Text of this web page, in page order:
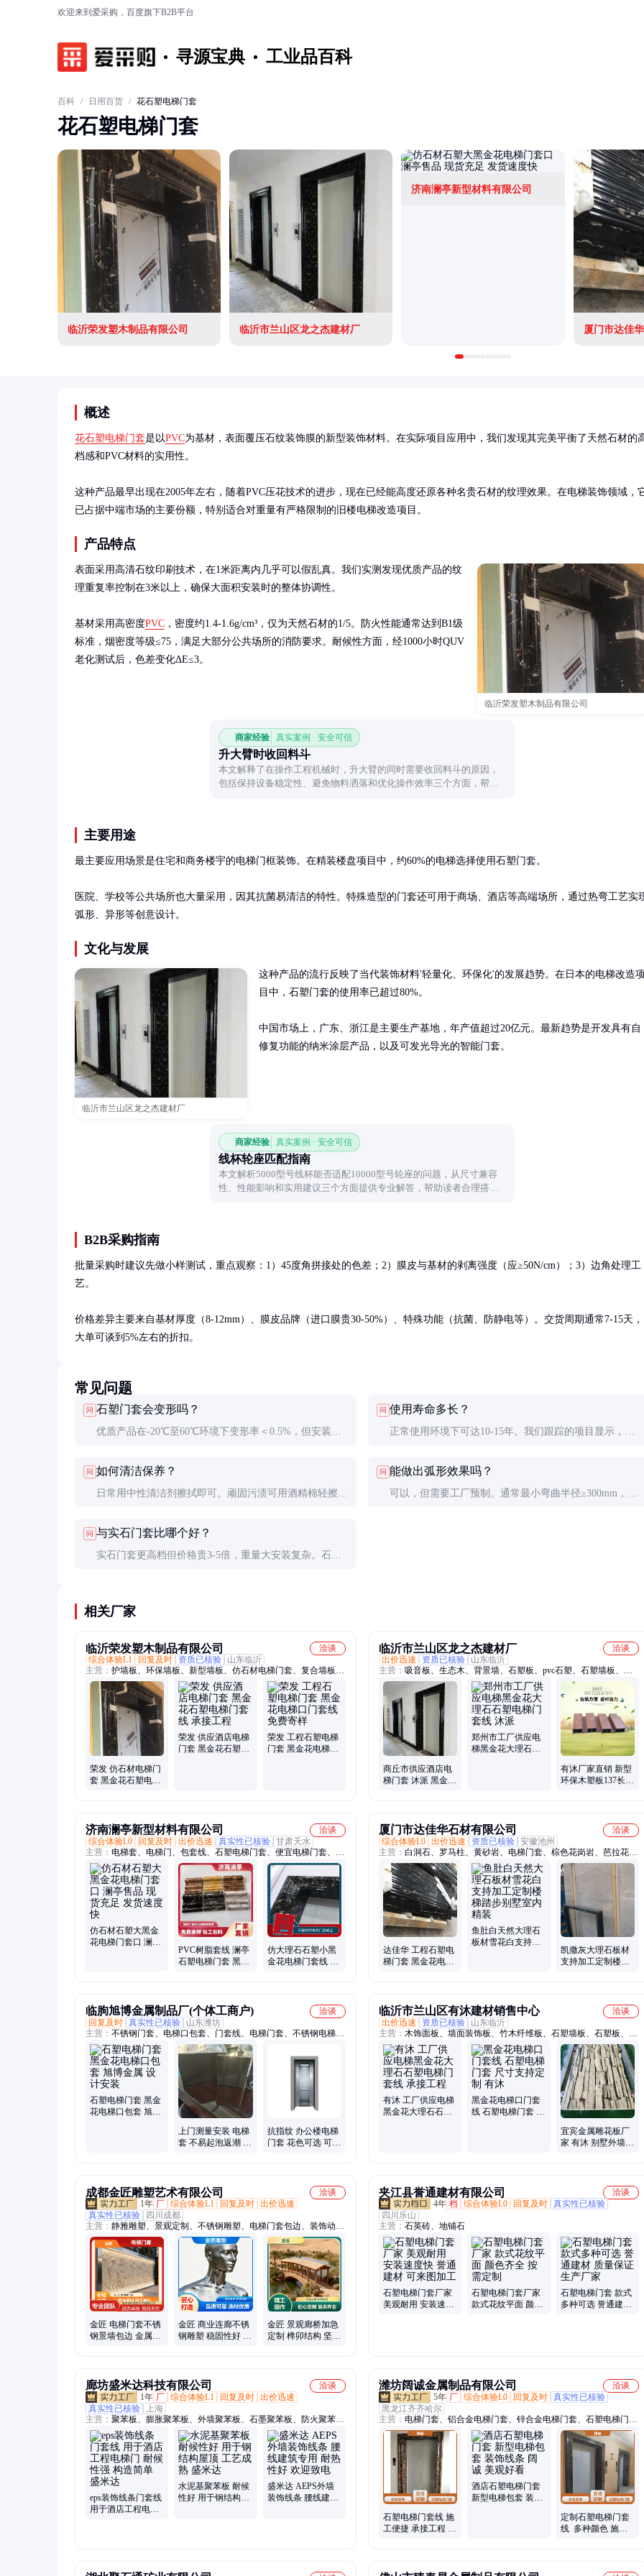
欢迎来到爱采购，百度旗下B2B平台
寻源宝典 工业品百科
百科 / 日用百货 / 花石塑电梯门套
花石塑电梯门套
临沂荣发塑木制品有限公司 临沂市兰山区龙之杰建材厂
济南澜亭新型材料有限公司
厦门市达佳
概述
花石塑电梯门套是以PVC为基材，表面覆压石纹装饰膜的新型装饰材料。在实际项目应用中，我们发现其完美平衡了天然石材的
档感和PVC材料的实用性。
这种产品最早出现在2005年左右，随着PVC压花技术的进步，现在已经能高度还原各种名贵石材的纹理效果。在电梯装饰领域，
已占据中端市场的主要份额，特别适合对重量有严格限制的旧楼电梯改造项目。
产品特点
临沂荣发塑木制品有限公司
表面采用高清石纹印刷技术，在1米距离内几乎可以假乱真。我们实测发现优质产品的纹
理重复率控制在3米以上，确保大面积安装时的整体协调性。
基材采用高密度PVC ，密度约1.4-1.6g/cm³，仅为天然石材的1/5。防火性能通常达到B1级
标准，烟密度等级≤75，满足大部分公共场所的消防要求。耐候性方面，经1000小时QUV
老化测试后，色差变化ΔE≤3。
商家经验 真实案例 · 安全可信
升大臂时收回料斗
本文解释了在操作工程机械时，升大臂的同时需要收回料斗的原因，
包括保持设备稳定性、避免物料洒落和优化操作效率三个方面，帮助
主要用途
最主要应用场景是住宅和商务楼宇的电梯门框装饰。在精装楼盘项目中，约60%的电梯选择使用石塑门套。
医院、学校等公共场所也大量采用，因其抗菌易清洁的特性。特殊造型的门套还可用于商场、酒店等高端场所，通过热弯工艺实
弧形、异形等创意设计。
文化与发展
临沂市兰山区龙之杰建材厂
这种产品的流行反映了当代装饰材料'轻量化、环保化'的发展趋势。在日本的电梯改造
目中，石塑门套的使用率已超过80%。
中国市场上，广东、浙江是主要生产基地，年产值超过20亿元。最新趋势是开发具有自
修复功能的纳米涂层产品，以及可发光导光的智能门套。
商家经验 真实案例 · 安全可信
线杯轮座匹配指南
本文解析5000型号线杯能否适配10000型号轮座的问题，从尺寸兼容
性、性能影响和实用建议三个方面提供专业解答，帮助读者合理搭配
B2B采购指南
批量采购时建议先做小样测试，重点观察：1）45度角拼接处的色差；2）膜皮与基材的剥离强度（应≥50N/cm）；3）边角处理工
艺。
价格差异主要来自基材厚度（8-12mm）、膜皮品牌（进口膜贵30-50%）、特殊功能（抗菌、防静电等）。交货周期通常7-15天，
大单可谈到5%左右的折扣。
常见问题
问 石塑门套会变形吗？
优质产品在-20℃至60℃环境下变形率＜0.5%，但安装时
厚型（≥10mm）。
问 使用寿命多长？
正常使用环境下可达10-15年。我们跟踪的项目显示，首
态。
问 如何清洁保养？
日常用中性清洁剂擦拭即可。顽固污渍可用酒精棉轻擦，
延长使用寿命。
问 能做出弧形效果吗？
可以，但需要工厂预制。通常最小弯曲半径≥300mm，热
问 与实石门套比哪个好？
实石门套更高档但价格贵3-5倍，重量大安装复杂。石塑
相关厂家
临沂荣发塑木制品有限公司
洽谈
综合体验L1
回复及时 资质已核验
山东临沂
主营： 护墙板、环保墙板、新型墙板、仿石材电梯门套、复合墙板、
装饰材料、整体墙板、集成墙板、快装墙板、阻燃吸音板、屋顶吸音
板、吸音板墙体、餐厅吸音板、多层吸音板、吸音板木制、多功能墙
板、竹木纤维板、矿棉吸音板、防火吸音板、学校吸音板、竹纤维墙
板、实木吸音板、吸音纤维板、木质吸音板、生态吸音板、长条吸音
板
荣发 仿石材电梯门
套 黑金花石塑电梯
荣发 供应酒店电梯
门套 黑金花石塑电
荣发 工程石塑电梯
门套 黑金花电梯口
临沂市兰山区龙之杰建材厂
洽谈
出价迅速
资质已核验
山东临沂
主营： 吸音板、生态木、背景墙、石塑板、pvc石塑、石塑墙板、金
属雕花板、装饰板、一体板、集成墙、护墙板、pvc地板、pvc线条、
吊顶板、pvc吊顶、pvc板材、pvc扣板、竹木纤维板、集成墙面、木
饰面、碳晶木饰面、竹炭共挤木饰面、金属保温板、外墙保温板、格
栅
商丘市供应酒店电
梯门套 沐派 黑金花
郑州市工厂供应电
梯黑金花大理石石
有沐厂家直销 新型
环保木塑板137长城
济南澜亭新型材料有限公司
洽谈
综合体验L0
回复及时 出价迅速 真实性已核验 甘肃天水
主营： 电梯套、电梯门、包套线、石塑电梯门套、便宜电梯门套、包
工包料电梯门套线、电梯门套装修、仿大理石电梯门套线、包覆电梯
门套口线、工厂直销电梯门套、全国施工电梯门套、套口线、电梯垭
口线、电梯包口、电梯收口线、大理石纹理电梯装饰线
仿石材石塑大黑金
花电梯门套口 澜亭
PVC树脂套线 澜亭
石塑电梯门套 黑金
仿大理石石塑小黑
金花电梯门套线 澜
厦门市达佳华石材有限公司
洽谈
综合体验L0 出价迅速 资质已核验 安徽池州
主营： 白洞石、罗马柱、黄砂岩、电梯门套、棕色花岗岩、芭拉花石
材、雅典黑金花、红石材、背景墙、大理石、石材台面、米黄洞石、
外墙石材、石材栏杆、别墅石材、圆柱线条、石材门套、石材线条、
索菲特金、干挂石材、阿曼米黄、旋转楼梯、奥特曼米黄、白色窗台
板、芭拉白石材
达佳华 工程石塑电
梯门套 黑金花电梯
鱼肚白天然大理石
板材雪花白支持加
凯撒灰大理石板材
支持加工定制楼梯
临朐旭博金属制品厂(个体工商户)
洽谈
回复及时 真实性已核验
山东潍坊
主营： 不锈钢门套、电梯口包套、门套线、电梯门套、不锈钢电梯门
套、电梯门套不锈钢、石塑电梯门套、大理石电梯门套、仿大理石电
梯门套、电梯口不锈钢门套、电梯不锈钢门套、门套安装、金属门套
石塑电梯门套 黑金
花电梯口包套 旭博
上门测量安装 电梯
套 不易起泡返潮 承
抗指纹 办公楼电梯
门套 花色可选 可按
临沂市兰山区有沐建材销售中心
洽谈
出价迅速
资质已核验
山东临沂
主营： 木饰面板、墙面装饰板、竹木纤维板、石塑墙板、石塑板、石
塑uv板、金属雕花板、碳晶板、黑金刚墙板、高光uv板、吸音板、护
墙板、生态木、塑钢板、墙裙板、浮雕板、长城板、pvc扣板、背景
墙、压岩板、uv装饰板、塑料扣板、方通吊顶、装饰吊顶、格栅
有沐 工厂供应电梯
黑金花大理石石塑
黑金花电梯口门套
线 石塑电梯门套 尺
宜宾金属雕花板厂
家 有沐 别墅外墙板
成都金匠雕塑艺术有限公司
洽谈
1年 厂 综合体验L1 回复及时 出价迅速
真实性已核验
四川成都
主营： 静雅雕塑、景观定制、不锈钢雕塑、电梯门套包边、装饰动物
摆件、装饰艺术雕塑、园林景观摆件、户外工艺摆件、工业园区雕
塑、房地产精神堡垒
金匠 电梯门套不锈
钢景墙包边 金属质
金匠 商业连廊不锈
钢雕塑 稳固性好 质
金匠 景观廊桥加急
定制 榫卯结构 坚固
夹江县誉通建材有限公司
洽谈
4年 档 综合体验L0 回复及时 真实性已核验
四川乐山
主营： 石英砖、地铺石
石塑电梯门套厂家
美观耐用 安装速度
石塑电梯门套厂家
款式花纹平面 颜色
石塑电梯门套 款式
多种可选 誉通建材
廊坊盛米达科技有限公司
洽谈
1年 厂 综合体验L1 回复及时 出价迅速
真实性已核验
上海
主营： 聚苯板、膨胀聚苯板、外墙聚苯板、石墨聚苯板、防火聚苯
板、硅质聚合聚苯板、外墙聚合聚苯板、防火聚合聚苯板、改性聚合
聚苯板、改性聚苯乙烯泡沫板、改性聚苯乙烯、热固型聚苯乙烯、热
固型聚苯板、挤塑聚苯板、聚合聚苯板、eps装饰线条、eps泡沫线
条、AEPS聚苯线条、热固型泡沫线条、A级防火硅质聚苯板、B1级
石墨聚苯板
eps装饰线条门套线
用于酒店工程电梯
水泥基聚苯板 耐候
性好 用于钢结构屋
盛米达 AEPS外墙
装饰线条 腰线建筑
潍坊阔诚金属制品有限公司
洽谈
5年 厂 综合体验L0 回复及时 真实性已核验
黑龙江齐齐哈尔
主营： 电梯门套、铝合金电梯门套、锌合金电梯门套、石塑电梯门
套、不锈钢电梯套、电梯套
石塑电梯门套线 施
工便捷 承接工程 多
酒店石塑电梯门套
新型电梯包套 装饰
定制石塑电梯门套
线 多种颜色 施工